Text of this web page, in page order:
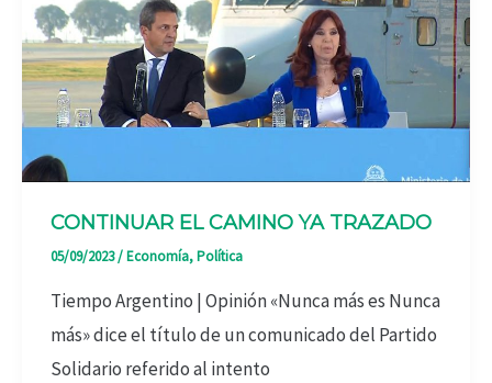
CONTINUAR EL CAMINO YA TRAZADO
05/09/2023/Economía,Política
Tiempo Argentino | Opinión «Nunca más es Nunca
más» dice el título de un comunicado del Partido
Solidario referido al intento